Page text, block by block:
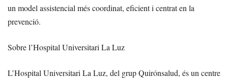
un model assistencial més coordinat, eficient i centrat en la
prevenció.
Sobre l’Hospital Universitari La Luz
L’Hospital Universitari La Luz, del grup Quirónsalud, és un centre